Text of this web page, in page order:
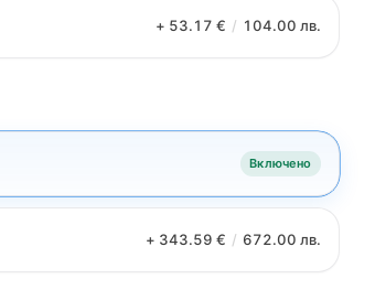
+ 53.17 € / 104.00 лв.
Включено
+ 343.59 € / 672.00 лв.